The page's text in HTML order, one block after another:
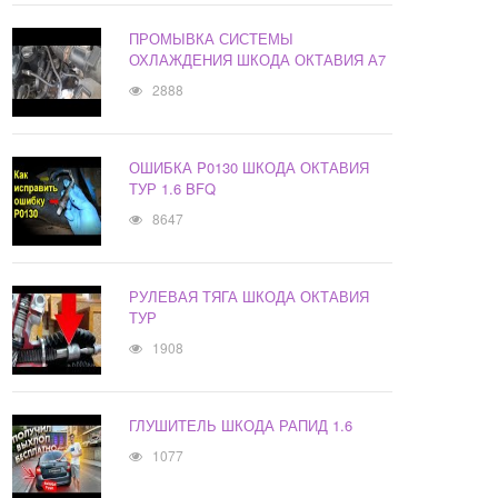
ПРОМЫВКА СИСТЕМЫ
ОХЛАЖДЕНИЯ ШКОДА ОКТАВИЯ А7
2888
ОШИБКА P0130 ШКОДА ОКТАВИЯ
ТУР 1.6 BFQ
8647
РУЛЕВАЯ ТЯГА ШКОДА ОКТАВИЯ
ТУР
1908
ГЛУШИТЕЛЬ ШКОДА РАПИД 1.6
1077